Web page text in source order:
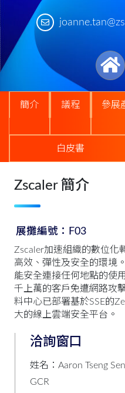
簡介 議程 參展
白皮書
Zscaler 簡介
展攤編號：F03
Zscaler加速組織的數位化
高效、彈性及安全的環境
能安全連接任何地點的使
千上萬的客戶免遭網路攻
料中心已部署基於SSE的
大的線上雲端安全平台。
洽詢窗口
姓名：Aaron Tseng
GCR